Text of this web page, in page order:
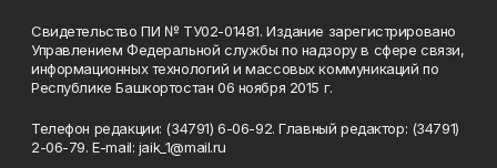
Свидетельство ПИ № ТУ02-01481. Издание зарегистрировано
Управлением Федеральной службы по надзору в сфере связи,
информационных технологий и массовых коммуникаций по
Республике Башкортостан 06 ноября 2015 г.
Телефон редакции: (34791) 6-06-92. Главный редактор: (34791)
2-06-79. Е-mаil: jaik_1@mail.ru